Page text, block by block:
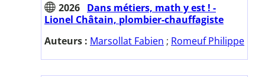
2026 Dans métiers, math y est ! -
Lionel Châtain, plombier-chauffagiste
Auteurs : Marsollat Fabien ; Romeuf Philippe